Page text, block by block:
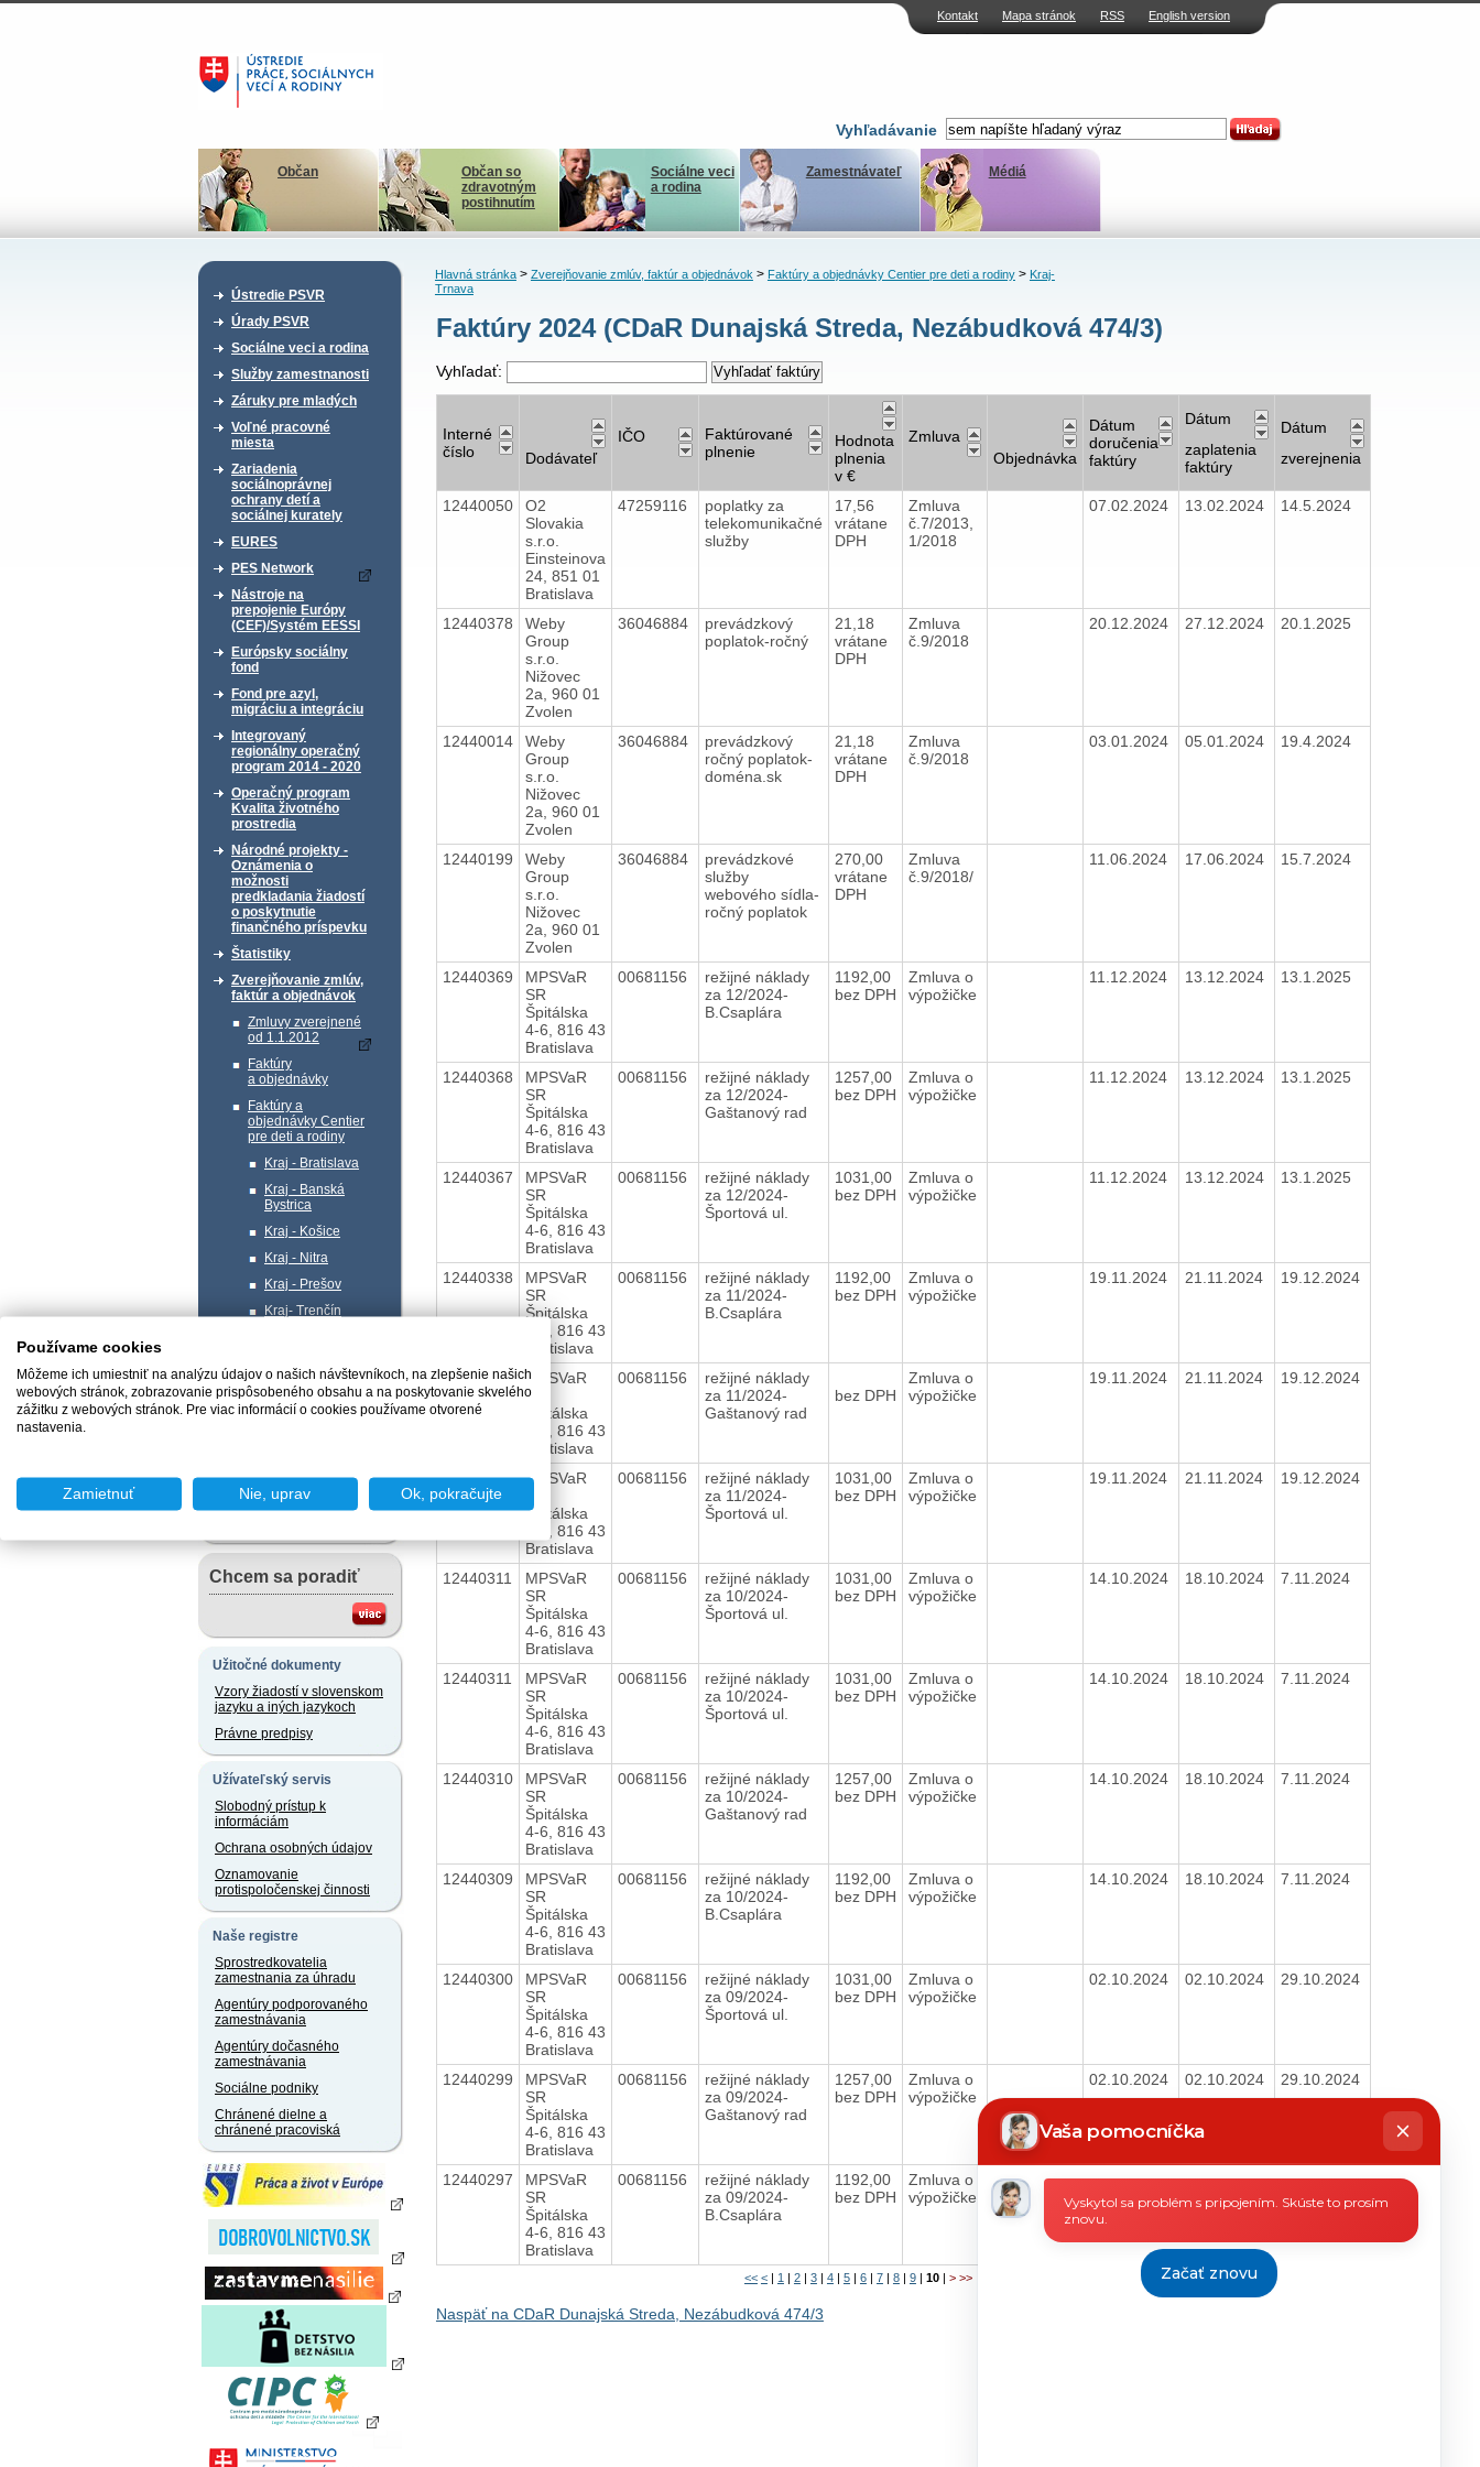
Kontakt Mapa stránok RSS English version
Vyhľadávanie
Občan
Občan so
zdravotným
postihnutím
Sociálne veci
a rodina
Zamestnávateľ Médiá
Ústredie PSVR
Úrady PSVR
Sociálne veci a rodina
Služby zamestnanosti
Záruky pre mladých
Voľné pracovné
miesta
Zariadenia
sociálnoprávnej
ochrany detí a
sociálnej kurately
EURES
PES Network
Nástroje na
prepojenie Európy
(CEF)/Systém EESSI
Európsky sociálny
fond
Fond pre azyl,
migráciu a integráciu
Integrovaný
regionálny operačný
program 2014 - 2020
Operačný program
Kvalita životného
prostredia
Národné projekty -
Oznámenia o
možnosti
predkladania žiadostí
o poskytnutie
finančného príspevku
Štatistiky
Zverejňovanie zmlúv,
faktúr a objednávok
Zmluvy zverejnené
od 1.1.2012
Faktúry
a objednávky
Faktúry a
objednávky Centier
pre deti a rodiny
Kraj - Bratislava
Kraj - Banská
Bystrica
Kraj - Košice
Kraj - Nitra
Kraj - Prešov
Kraj- Trenčín
Profil verejného
obstarávateľa
Chcem podať podnet
Chcem sa poradiť
Užitočné dokumenty
Vzory žiadostí v slovenskom
jazyku a iných jazykoch
Právne predpisy
Užívateľský servis
Slobodný prístup k
informáciám
Ochrana osobných údajov
Oznamovanie
protispoločenskej činnosti
Naše registre
Sprostredkovatelia
zamestnania za úhradu
Agentúry podporovaného
zamestnávania
Agentúry dočasného
zamestnávania
Sociálne podniky
Chránené dielne a
chránené pracoviská
Hlavná stránka> Zverejňovanie zmlúv, faktúr a objednávok> Faktúry a objednávky Centier pre deti a rodiny> Kraj-
Trnava
Faktúry 2024 (CDaR Dunajská Streda, Nezábudková 474/3)
Vyhľadať:
Interné
číslo
Dodávateľ
IČO
Faktúrované
plnenie
Hodnota
plnenia
v €
Zmluva
Objednávka
Dátum
doručenia
faktúry
Dátum
zaplatenia
faktúry
Dátum
zverejnenia
12440050
O2
Slovakia
s.r.o.
Einsteinova
24, 851 01
Bratislava
47259116
poplatky za
telekomunikačné
služby
17,56
vrátane
DPH
Zmluva
č.7/2013,
1/2018
07.02.2024 13.02.2024 14.5.2024
12440378
Weby
Group
s.r.o.
Nižovec
2a, 960 01
Zvolen
36046884
prevádzkový
poplatok-ročný
21,18
vrátane
DPH
Zmluva
č.9/2018
20.12.2024 27.12.2024 20.1.2025
12440014
Weby
Group
s.r.o.
Nižovec
2a, 960 01
Zvolen
36046884
prevádzkový
ročný poplatok-
doména.sk
21,18
vrátane
DPH
Zmluva
č.9/2018
03.01.2024 05.01.2024 19.4.2024
12440199
Weby
Group
s.r.o.
Nižovec
2a, 960 01
Zvolen
36046884
prevádzkové
služby
webového sídla-
ročný poplatok
270,00
vrátane
DPH
Zmluva
č.9/2018/
11.06.2024 17.06.2024 15.7.2024
12440369
MPSVaR
SR
Špitálska
4-6, 816 43
Bratislava
00681156
režijné náklady
za 12/2024-
B.Csaplára
1192,00
bez DPH
Zmluva o
výpožičke
11.12.2024 13.12.2024 13.1.2025
12440368
MPSVaR
SR
Špitálska
4-6, 816 43
Bratislava
00681156
režijné náklady
za 12/2024-
Gaštanový rad
1257,00
bez DPH
Zmluva o
výpožičke
11.12.2024 13.12.2024 13.1.2025
12440367
MPSVaR
SR
Špitálska
4-6, 816 43
Bratislava
00681156
režijné náklady
za 12/2024-
Športová ul.
1031,00
bez DPH
Zmluva o
výpožičke
11.12.2024 13.12.2024 13.1.2025
12440338
MPSVaR
SR
Špitálska
4-6, 816 43
Bratislava
00681156
režijné náklady
za 11/2024-
B.Csaplára
1192,00
bez DPH
Zmluva o
výpožičke
19.11.2024 21.11.2024 19.12.2024
12440337
MPSVaR
SR
Špitálska
4-6, 816 43
Bratislava
00681156
režijné náklady
za 11/2024-
Gaštanový rad
bez DPH
Zmluva o
výpožičke
19.11.2024 21.11.2024 19.12.2024
12440336
MPSVaR
Špitálska
4-6, 816 43
Bratislava
00681156
režijné náklady
za 11/2024-
Športová ul.
1031,00
bez DPH
Zmluva o
výpožičke
19.11.2024 21.11.2024 19.12.2024
12440311
MPSVaR
SR
Špitálska
4-6, 816 43
Bratislava
00681156
režijné náklady
za 10/2024-
Športová ul.
1031,00
bez DPH
Zmluva o
výpožičke
14.10.2024 18.10.2024 7.11.2024
12440311
MPSVaR
SR
Špitálska
4-6, 816 43
Bratislava
00681156
režijné náklady
za 10/2024-
Športová ul.
1031,00
bez DPH
Zmluva o
výpožičke
14.10.2024 18.10.2024 7.11.2024
12440310
MPSVaR
SR
Špitálska
4-6, 816 43
Bratislava
00681156
režijné náklady
za 10/2024-
Gaštanový rad
1257,00
bez DPH
Zmluva o
výpožičke
14.10.2024 18.10.2024 7.11.2024
12440309
MPSVaR
SR
Špitálska
4-6, 816 43
Bratislava
00681156
režijné náklady
za 10/2024-
B.Csaplára
1192,00
bez DPH
Zmluva o
výpožičke
14.10.2024 18.10.2024 7.11.2024
12440300
MPSVaR
SR
Špitálska
4-6, 816 43
Bratislava
00681156
režijné náklady
za 09/2024-
Športová ul.
1031,00
bez DPH
Zmluva o
výpožičke
02.10.2024 02.10.2024 29.10.2024
12440299
MPSVaR
SR
Špitálska
4-6, 816 43
Bratislava
00681156
režijné náklady
za 09/2024-
Gaštanový rad
1257,00
bez DPH
Zmluva o
výpožičke
02.10.2024 02.10.2024 29.10.2024
12440297
MPSVaR
SR
Špitálska
4-6, 816 43
Bratislava
00681156
režijné náklady
za 09/2024-
B.Csaplára
1192,00
bez DPH
Zmluva o
výpožičke
02.10.2024 02.10.2024 29.10.2024
<< <| 1 | 2| 3| 4| 5| 6| 7| 8| 9| 10| > >>
Naspäť na CDaR Dunajská Streda, Nezábudková 474/3
Používame cookies
Môžeme ich umiestniť na analýzu údajov o našich návštevníkoch, na zlepšenie našich
webových stránok, zobrazovanie prispôsobeného obsahu a na poskytovanie skvelého
zážitku z webových stránok. Pre viac informácií o cookies používame otvorené
nastavenia.
Zamietnuť Nie, uprav Ok, pokračujte
Vaša pomocníčka
Chatbot
píše
Vyskytol sa problém s pripojením. Skúste to prosím
znovu.
Začať znovu